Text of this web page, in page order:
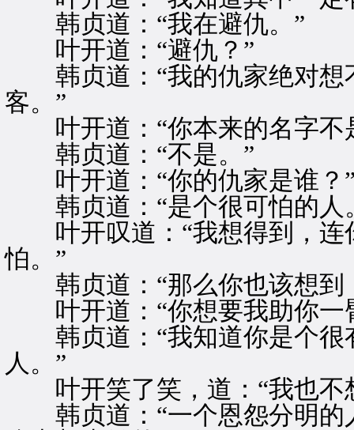
韩贞道：“我在避仇。”
叶开道：“避仇？”
韩贞道：“我的仇家绝对想
客。”
叶开道：“你本来的名字不
韩贞道：“不是。”
叶开道：“你的仇家是谁？
韩贞道：“是个很可怕的人
叶开叹道：“我想得到，连
怕。”
韩贞道：“那么你也该想到
叶开道：“你想要我助你一
韩贞道：“我知道你是个很
人。”
叶开笑了笑，道：“我也不
韩贞道：“一个恩怨分明的